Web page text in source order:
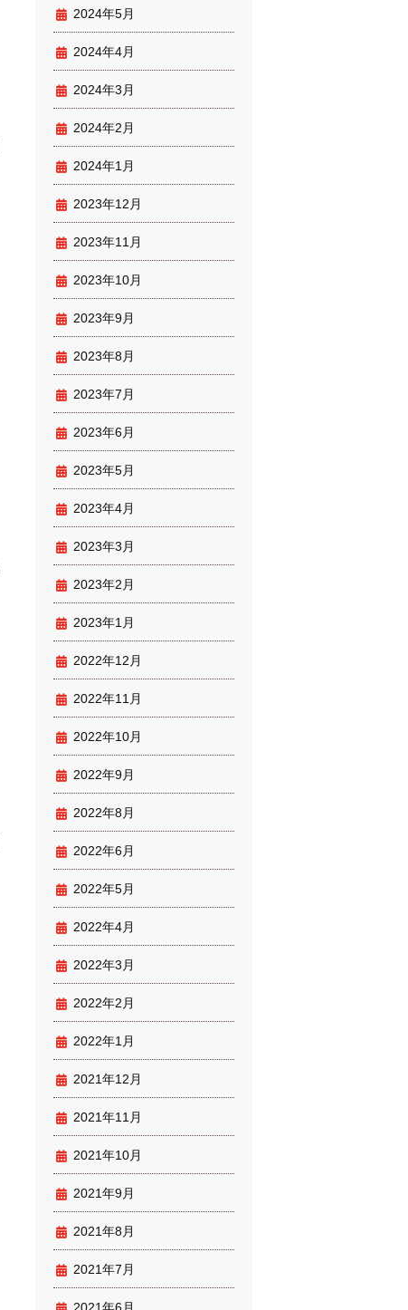
2024年5月
2024年4月
2024年3月
2024年2月
2024年1月
2023年12月
2023年11月
2023年10月
2023年9月
2023年8月
2023年7月
2023年6月
2023年5月
2023年4月
2023年3月
2023年2月
2023年1月
2022年12月
2022年11月
2022年10月
2022年9月
2022年8月
2022年6月
2022年5月
2022年4月
2022年3月
2022年2月
2022年1月
2021年12月
2021年11月
2021年10月
2021年9月
2021年8月
2021年7月